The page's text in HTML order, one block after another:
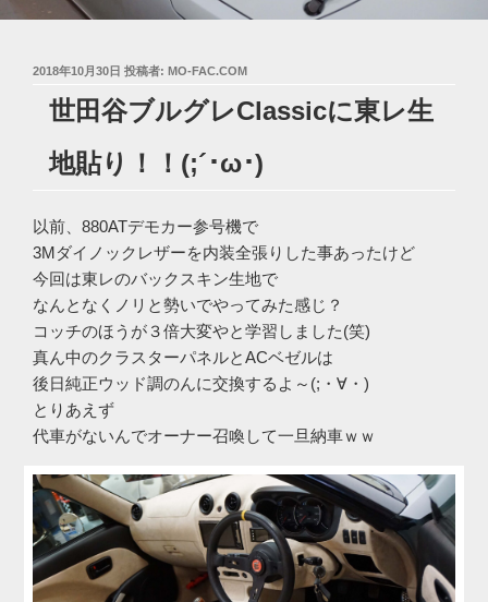
投
2018年10月30日 投稿者: MO-FAC.COM
世田谷ブルグレClassicに東レ生
地貼り！！(;´･ω･)
以前、880ATデモカー参号機で
3Mダイノックレザーを内装全張りした事あったけど
今回は東レのバックスキン生地で
なんとなくノリと勢いでやってみた感じ？
コッチのほうが３倍大変やと学習しました(笑)
真ん中のクラスターパネルとACベゼルは
後日純正ウッド調のんに交換するよ～(;・∀・)
とりあえず
代車がないんでオーナー召喚して一旦納車ｗｗ